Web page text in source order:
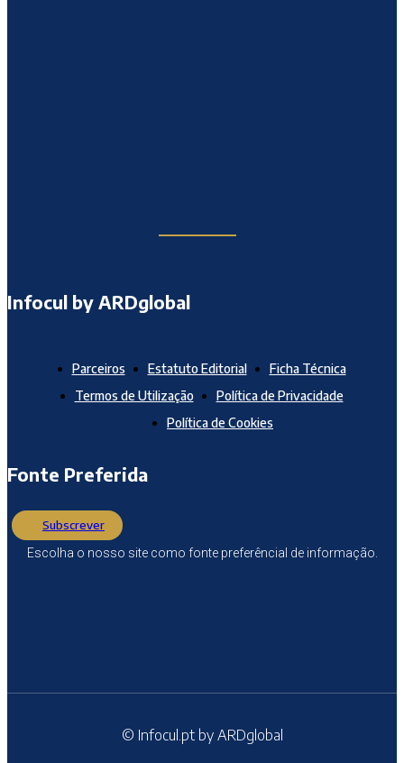
Infocul by ARDglobal
Parceiros Estatuto Editorial
Ficha Técnica
Termos de Utilização
Política de Privacidade
Política de Cookies
Fonte Preferida
Subscrever
Escolha o nosso site como fonte preferêncial de informação.
© Infocul.pt by ARDglobal